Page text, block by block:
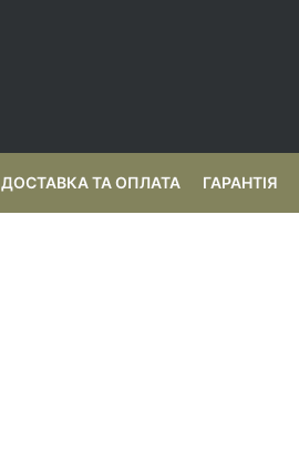
ДОСТАВКА ТА ОПЛАТА ГАРАНТІЯ